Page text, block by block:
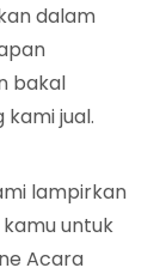
dalam
bakal
jual.
lampirkan
untuk
Acara